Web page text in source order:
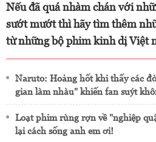
Nếu đã quá nhàm chán với
sướt mướt thì hãy tìm thêm
từ những bộ phim kinh dị Việt
Naruto: Hoảng hốt khi thấy các
gian làm nhàu" khiến fan suýt
Loạt phim rùng rợn về "nghiệp
lại cách sống anh em ơi!